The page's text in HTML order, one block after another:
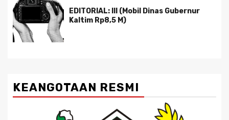
EDITORIAL: III (Mobil Dinas Gubernur
Kaltim Rp8,5 M)
KEANGOTAAN RESMI